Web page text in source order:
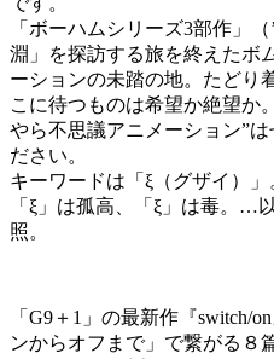
「ボーハムシリーズ3部作」
淵」を探訪する旅を終えたボ
ーションの未踏の地。たどり
こに待つものは希望か絶望か
やら不思議アニメーション”
ださい。
キーワードは「ξ（グザイ）」
「ξ」は孤高、「ξ」は毒。…
照。
「G9＋1」の最新作『switch/
ンからオフまで」で繋がる８